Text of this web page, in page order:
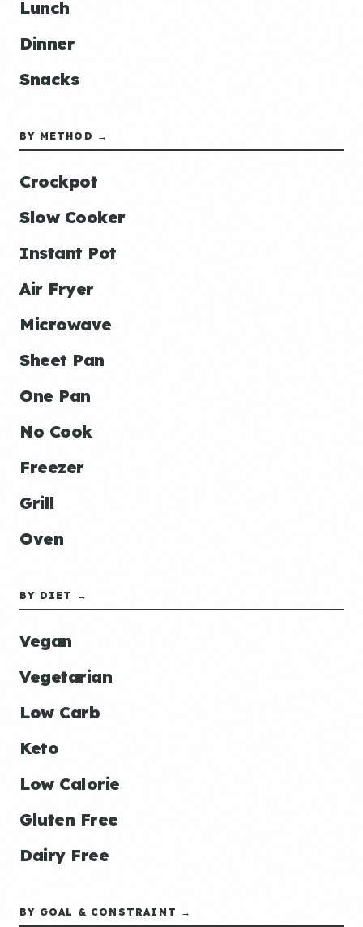
Lunch
Dinner
Snacks
BY METHOD →
Crockpot
Slow Cooker
Instant Pot
Air Fryer
Microwave
Sheet Pan
One Pan
No Cook
Freezer
Grill
Oven
BY DIET →
Vegan
Vegetarian
Low Carb
Keto
Low Calorie
Gluten Free
Dairy Free
BY GOAL & CONSTRAINT →